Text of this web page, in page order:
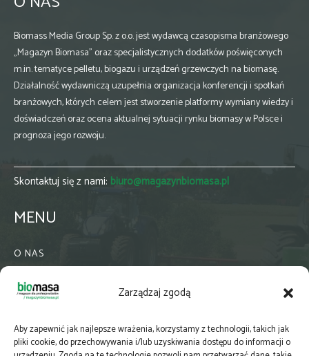
Zarządzaj zgodą
Aby zapewnić jak najlepsze wrażenia, korzystamy z technologii, takich jak
pliki cookie, do przechowywania i/lub uzyskiwania dostępu do informacji o
Biomass Media Group Sp. z o.o. jest wydawcą czasopisma branżowego
„Magazyn Biomasa” oraz specjalistycznych dodatków poświęconych
m.in. tematyce pelletu, biogazu i urządzeń grzewczych na biomasę.
Działalność wydawniczą uzupełnia organizacja konferencji i spotkań
branżowych, których celem jest stworzenie platformy wymiany wiedzy i
doświadczeń oraz ocena aktualnej sytuacji rynku biomasy w Polsce i
prognoza jego rozwoju.
Skontaktuj się z nami: biuro@magazynbiomasa.pl
MENU
O NAS
WSPÓŁPRACA
PRENUMERATA